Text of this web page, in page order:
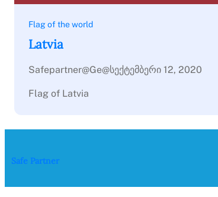
Flag of the world
Latvia
Safepartner@ge@სექტემბერი 12, 2020
Flag of Latvia
Safe Partner